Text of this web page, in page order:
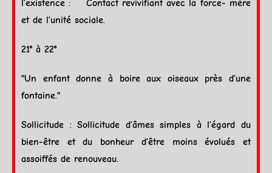
l’existence : Contact revivifiant avec la force- mère
et de l’unité sociale.
21° à 22°
"Un enfant donne à boire aux oiseaux près d’une
fontaine."
Sollicitude : Sollicitude d’âmes simples à l’égard du
bien-être et du bonheur d’être moins évolués et
assoiffés de renouveau.